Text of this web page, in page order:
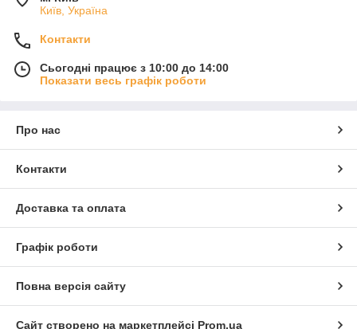
Київ, Україна
Контакти
Сьогодні працює з 10:00 до 14:00
Показати весь графік роботи
Про нас
Контакти
Доставка та оплата
Графік роботи
Повна версія сайту
Сайт створено на маркетплейсі Prom.ua